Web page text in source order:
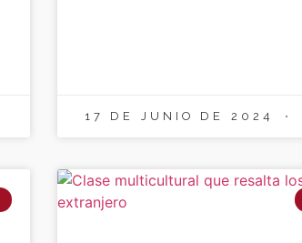
17 DE JUNIO DE 2024